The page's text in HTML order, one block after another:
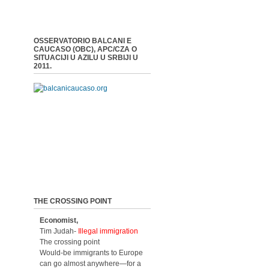
OSSERVATORIO BALCANI E
CAUCASO (OBC), APC/CZA O
SITUACIJI U AZILU U SRBIJI U
2011.
THE CROSSING POINT
Economist,
Tim Judah-
Illegal immigration
The crossing point
Would-be immigrants to Europe
can go almost anywhere—for a